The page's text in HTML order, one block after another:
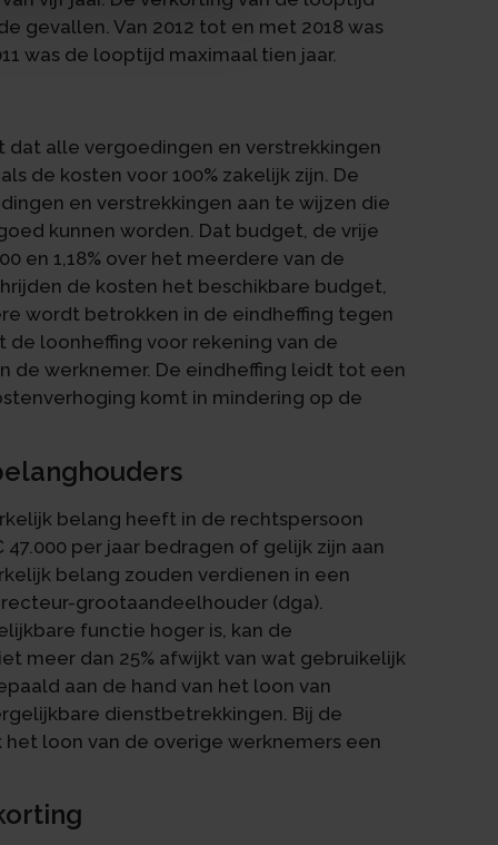
gevallen. Van 2012 tot en met 2018 was
was de looptijd maximaal tien jaar.
alle vergoedingen en verstrekkingen
de kosten voor 100% zakelijk zijn. De
en verstrekkingen aan te wijzen die
kunnen worden. Dat budget, de vrije
en 1,18% over het meerdere van de
de kosten het beschikbare budget,
wordt betrokken in de eindheffing tegen
de loonheffing voor rekening van de
werknemer. De eindheffing leidt tot een
komt in mindering op de
belang heeft in de rechtspersoon
per jaar bedragen of gelijk zijn aan
belang zouden verdienen in een
grootaandeelhouder (dga).
functie hoger is, kan de
meer dan 25% afwijkt van wat gebruikelijk
aan de hand van het loon van
dienstbetrekkingen. Bij de
loon van de overige werknemers een